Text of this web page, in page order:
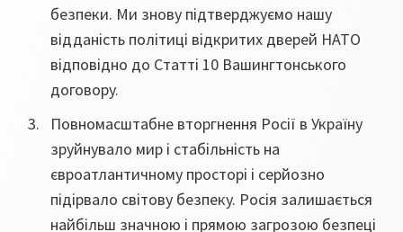
безпеки. Ми знову підтверджуємо нашу
відданість політиці відкритих дверей НАТО
відповідно до Статті 10 Вашингтонського
договору.
Повномасштабне вторгнення Росії в Україну
зруйнувало мир і стабільність на
євроатлантичному просторі і серйозно
підірвало світову безпеку. Росія залишається
найбільш значною і прямою загрозою безпеці